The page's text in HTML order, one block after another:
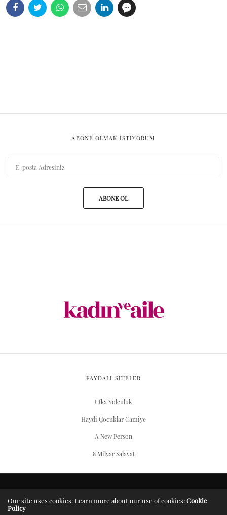
ABONE OLMAK ISTIYORUM
ABONE OL
FAYDALI SİTELER
Ufka Yolculuk
Haydi Çocuklar Camiye
A New Person
8 Milyar Salavat
Our site uses cookies. Learn more about our use of cookies:Cookie
Policy